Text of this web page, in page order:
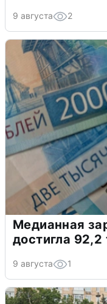
9 августа 2
Медианная
достигла 92,2
9 августа 1